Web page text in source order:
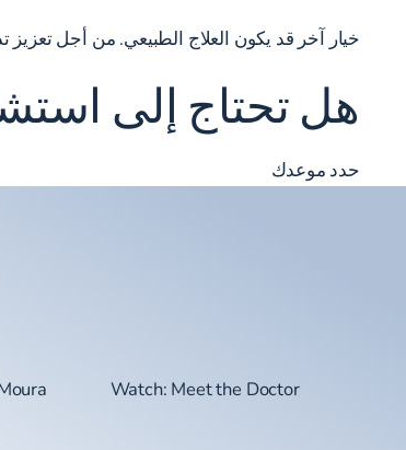
خيار آخر قد يكون العلاج الطبيعي. من أجل
هل تحتاج إلى
حدد موعدك
Watch: Meet the Doctor